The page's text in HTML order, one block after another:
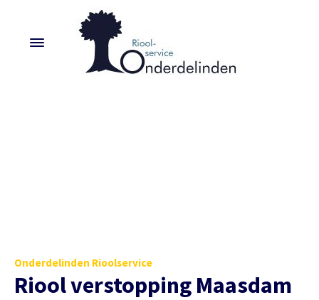
Onderdelinden Rioolservice
Riool verstopping Maasdam